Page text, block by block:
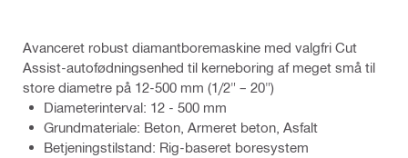
Avanceret robust diamantboremaskine med valgfri Cut
Assist-autofødningsenhed til kerneboring af meget små til
store diametre på 12-500 mm (1/2" – 20")
Diameterinterval: 12 - 500 mm
Grundmateriale: Beton, Armeret beton, Asfalt
Betjeningstilstand: Rig-baseret boresystem